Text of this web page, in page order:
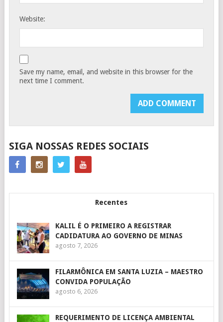
Website:
Save my name, email, and website in this browser for the
next time I comment.
SIGA NOSSAS REDES SOCIAIS
Recentes
KALIL É O PRIMEIRO A REGISTRAR
CADIDATURA AO GOVERNO DE MINAS
agosto 7, 2026
FILARMÔNICA EM SANTA LUZIA – MAESTRO
CONVIDA POPULAÇÃO
agosto 6, 2026
REQUERIMENTO DE LICENÇA AMBIENTAL